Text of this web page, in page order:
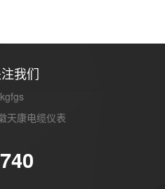
我们
天康电缆仪表